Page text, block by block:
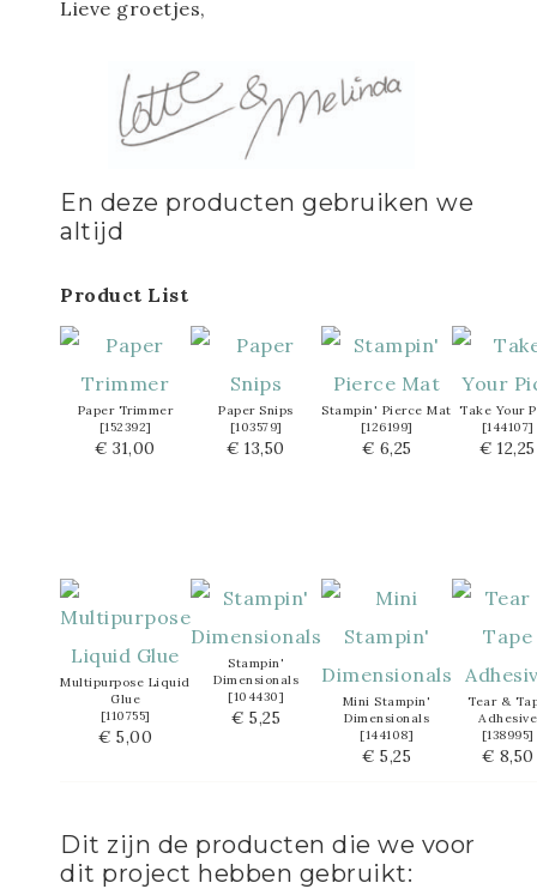
Lieve groetjes,
En deze producten gebruiken we
altijd
Product List
Paper Trimmer
[152392]
€ 31,00
Paper Snips
[103579]
€ 13,50
Stampin' Pierce Mat
[126199]
€ 6,25
Take Your
[144107]
€ 12,25
Multipurpose Liquid
Glue
[110755]
€ 5,00
Stampin'
Dimensionals
[104430]
€ 5,25
Mini Stampin'
Dimensionals
[144108]
€ 5,25
Tear &
Adhesive
[138995]
€ 8,50
Dit zijn de producten die we voor
dit project hebben gebruikt: